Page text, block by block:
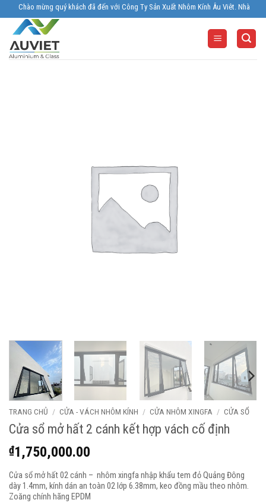
to
content
quý khách đã đến với Công Ty Sản Xuất Nhôm Kính Âu Viêt. Nhà Sản xuất - Thi
TRANG CHỦ / CỬA - VÁCH NHÔM KÍNH / CỬA NHÔM XINGFA / CỬA SỔ
Cửa sổ mở hất 2 cánh kết hợp vách cố định
₫1,750,000.00
Cửa sổ mở hất 02 cánh – nhôm xingfa nhập khẩu tem đỏ Quảng Đông
dày 1.4mm, kính dán an toàn 02 lớp 6.38mm, keo đồng mầu theo nhôm.
Zoăng chính hãng EPDM